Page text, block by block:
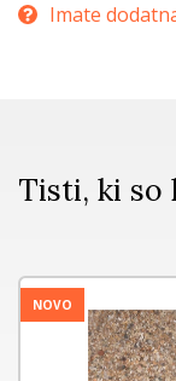
Imate
Tisti, ki so
NOVO